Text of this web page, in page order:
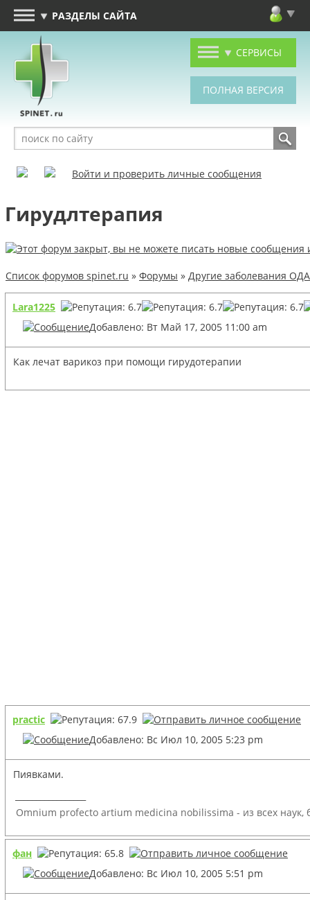
РАЗДЕЛЫ САЙТА
СЕРВИСЫ
Войти и проверить личные сообщения
Гирудлтерапия
Список форумов spinet.ru » Форумы » Другие заболевания ОДА
Lara1225
Добавлено: Вт Май 17, 2005 11:00 am
Как лечат варикоз при помощи гирудотерапии
practic
Добавлено: Вс Июл 10, 2005 5:23 pm
Пиявками.
Omnium profecto artium medicina nobilissima - из всех наук,
фан
Добавлено: Вс Июл 10, 2005 5:51 pm